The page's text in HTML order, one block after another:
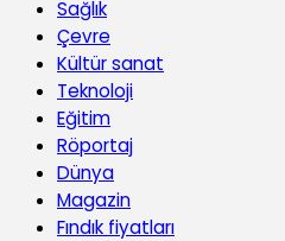
Sağlık
Çevre
Kültür sanat
Teknoloji
Eğitim
Röportaj
Dünya
Magazin
Fındık fiyatları